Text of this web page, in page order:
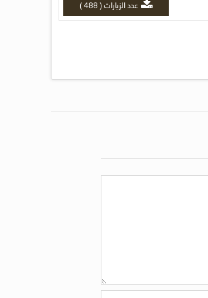
عدد الزيارات ( 488 )